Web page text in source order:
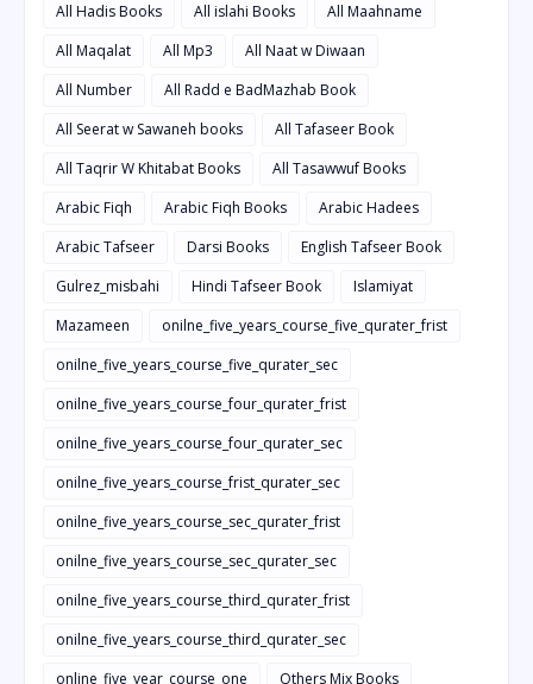
All Hadis Books
All islahi Books
All Maahname
All Maqalat
All Mp3
All Naat w Diwaan
All Number
All Radd e BadMazhab Book
All Seerat w Sawaneh books
All Tafaseer Book
All Taqrir W Khitabat Books
All Tasawwuf Books
Arabic Fiqh
Arabic Fiqh Books
Arabic Hadees
Arabic Tafseer
Darsi Books
English Tafseer Book
Gulrez_misbahi
Hindi Tafseer Book
Islamiyat
Mazameen
onilne_five_years_course_five_qurater_frist
onilne_five_years_course_five_qurater_sec
onilne_five_years_course_four_qurater_frist
onilne_five_years_course_four_qurater_sec
onilne_five_years_course_frist_qurater_sec
onilne_five_years_course_sec_qurater_frist
onilne_five_years_course_sec_qurater_sec
onilne_five_years_course_third_qurater_frist
onilne_five_years_course_third_qurater_sec
online_five_year_course_one
Others Mix Books